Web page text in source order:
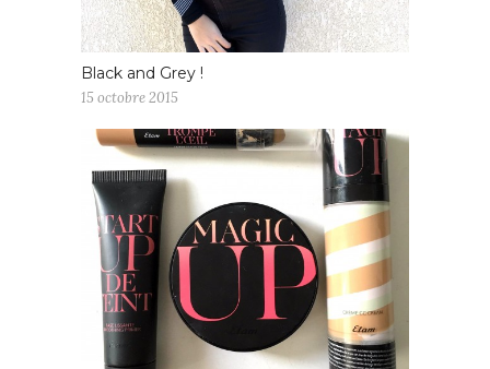
Black and Grey !
15 octobre 2015